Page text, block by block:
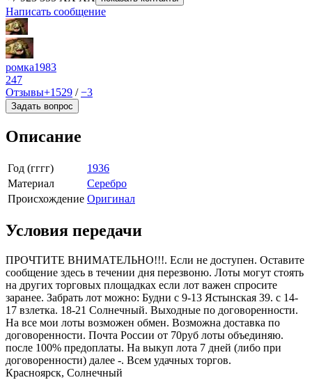
Написать сообщение
ромка1983
247
Отзывы+1529 /−3
Задать вопрос
Описание
Год (гггг)
1936
Материал
Серебро
Происхождение Оригинал
Условия передачи
ПРОЧТИТЕ ВНИМАТЕЛЬНО!!!. Если не доступен. Оставите
сообщение здесь в течении дня перезвоню. Лоты могут стоять
на других торговых площадках если лот важен спросите
заранее. Забрать лот можно: Будни с 9-13 Ястынская 39. с 14-
17 взлетка. 18-21 Солнечный. Выходные по договоренности.
На все мои лоты возможен обмен. Возможна доставка по
договоренности. Почта России от 70руб лоты объединяю.
после 100% предоплаты. На выкуп лота 7 дней (либо при
договоренности) далее -. Всем удачных торгов.
Красноярск, Солнечный